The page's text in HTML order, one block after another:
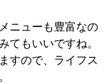
ニューも豊富なの
てもいいですね。
すので、ライフス